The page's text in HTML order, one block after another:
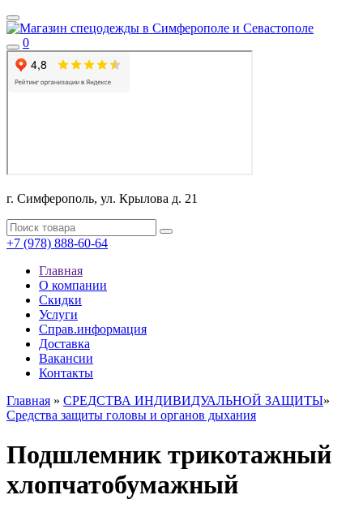
0
г. Симферополь, ул. Крылова д. 21
+7 (978) 888-60-64
Главная
О компании
Скидки
Услуги
Справ.информация
Доставка
Вакансии
Контакты
Главная » СРЕДСТВА ИНДИВИДУАЛЬНОЙ ЗАЩИТЫ»
Средства защиты головы и органов дыхания
Подшлемник трикотажный
хлопчатобумажный